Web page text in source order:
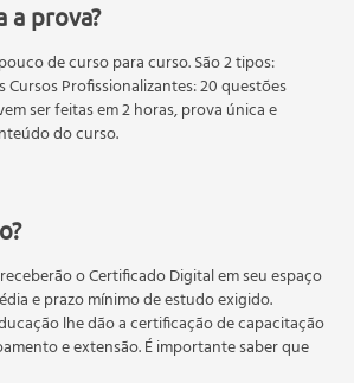
Nutricionais dos Ácidos Graxos
Insolúveis
Fibras
e Simbióticos
a prova?
de curso para curso. São 2 tipos:
Cursos Profissionalizantes: 20 questões
ser feitas em 2 horas, prova única e
do curso.
Livres: 10 questões objetivas, as quais
prova única e referente a todo o
avaliações devem ser feitos dentro do
ou superior a 60%para a conclusão e
digital do curso. Em caso de reprovação,
novamente a prova dentro do período do
Os cursos gratuitos não possuem nova
e descritivas.
o Certificado Digital em seu espaço
e prazo mínimo de estudo exigido.
lhe dão a certificação de capacitação
e extensão. É importante saber que
às certificações de cursos técnicos ou